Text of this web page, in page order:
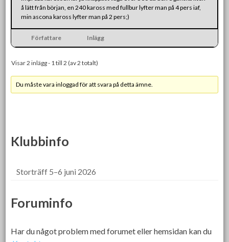
å lätt från början, en 240 kaross med fullbur lyfter man på 4 pers iaf,
min ascona kaross lyfter man på 2 pers;)
Författare Inlägg
Visar 2 inlägg - 1 till 2 (av 2 totalt)
Du måste vara inloggad för att svara på detta ämne.
Klubbinfo
Storträff 5–6 juni 2026
Foruminfo
Har du något problem med forumet eller hemsidan kan du